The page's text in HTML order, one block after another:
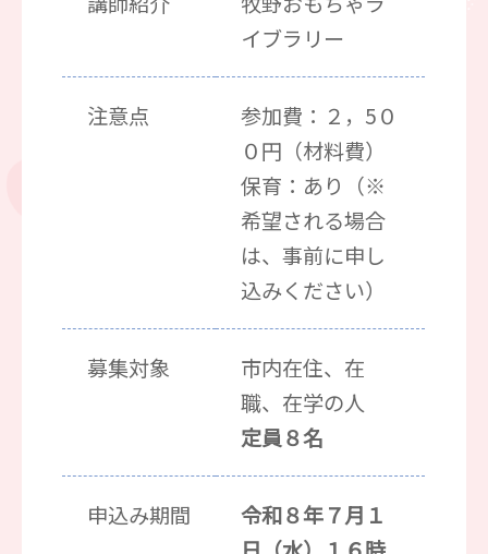
イブラリー
注意点
参加費：２，5０
０円（材料費）
保育：あり（※
希望される場合
は、事前に申し
込みください）
募集対象
市内在住、在
職、在学の人
定員８名
申込み期間
令和８年７月１